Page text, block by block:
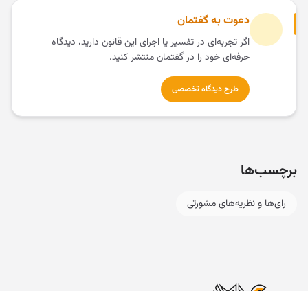
دعوت به گفتمان
اگر تجربه‌ای در تفسیر یا اجرای این قانون دارید، دیدگاه
حرفه‌ای خود را در گفتمان منتشر کنید.
طرح دیدگاه تخصصی
برچسب‌ها
رای‌ها و نظریه‌های مشورتی